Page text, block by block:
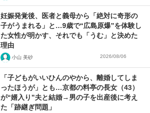
妊娠発覚後、医者と義母から「絶対に奇形の
子がうまれる」と…9歳で“広島原爆”を体験し
た女性が明かす、それでも「うむ」と決めた
理由
小山 美砂 2026/08/06
「子どもがいいひんのやから、離婚してしま
ったほうが」とも…京都の料亭の長女（43）
が“婿入り”夫と結婚→男の子を出産後に考え
た「跡継ぎ問題」